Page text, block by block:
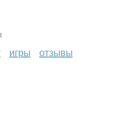
игры отзывы